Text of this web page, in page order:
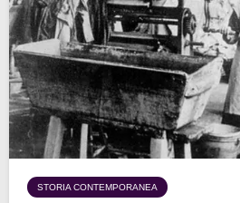
STORIA CONTEMPORANEA